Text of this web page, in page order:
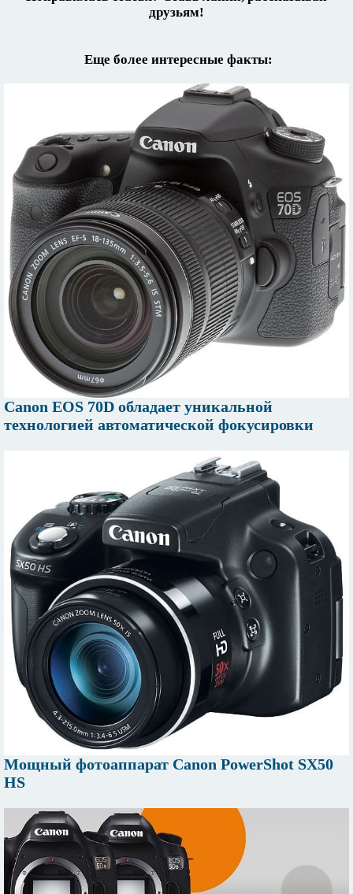
друзьям!
Еще более интересные факты:
Canon EOS 70D обладает уникальной
технологией автоматической фокусировки
Мощный фотоаппарат Canon PowerShot SX50
HS